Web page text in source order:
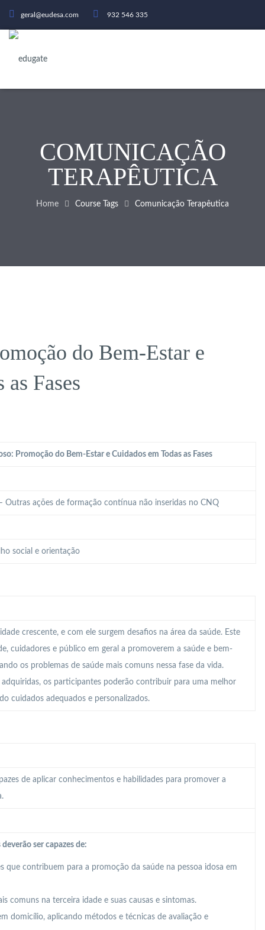
geral@eudesa.com 932 546 335
COMUNICAÇÃO
TERAPÊUTICA
Home Course Tags Comunicação Terapêutica
do Bem-Estar e
Fases
Promoção do Bem-Estar e Cuidados em Todas as Fases
Outras ações de formação contínua não inseridas no CNQ
social e orientação
crescente, e com ele surgem desafios na área da saúde. Este
cuidadores e público em geral a promoverem a saúde e bem-
os problemas de saúde mais comuns nessa fase da vida.
os participantes poderão contribuir para uma melhor
cuidados adequados e personalizados.
de aplicar conhecimentos e habilidades para promover a
ser capazes de:
que contribuem para a promoção da saúde na pessoa idosa em
comuns na terceira idade e suas causas e sintomas.
domicílio, aplicando métodos e técnicas de avaliação e